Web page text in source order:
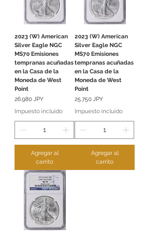
2023 (W) American
Silver Eagle NGC
MS70 Emisiones
tempranas acuñadas
en la Casa de la
Moneda de West
Point
Precio
26.980 JPY
Impuesto incluido
Agregar al
carrito
2023 (W) American
Silver Eagle NGC
MS70 Emisiones
tempranas acuñadas
en la Casa de la
Moneda de West
Point
Precio
25.750 JPY
Impuesto incluido
Agregar al
carrito